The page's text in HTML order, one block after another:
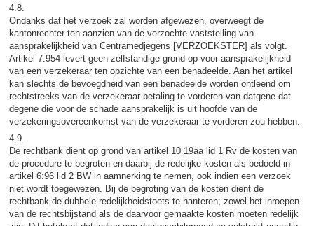
4.8.
Ondanks dat het verzoek zal worden afgewezen, overweegt de
kantonrechter ten aanzien van de verzochte vaststelling van
aansprakelijkheid van Centramedjegens [VERZOEKSTER] als volgt.
Artikel 7:954 levert geen zelfstandige grond op voor aansprakelijkheid
van een verzekeraar ten opzichte van een benadeelde. Aan het artikel
kan slechts de bevoegdheid van een benadeelde worden ontleend om
rechtstreeks van de verzekeraar betaling te vorderen van datgene dat
degene die voor de schade aansprakelijk is uit hoofde van de
verzekeringsovereenkomst van de verzekeraar te vorderen zou hebben.
4.9.
De rechtbank dient op grond van artikel 10 19aa lid 1 Rv de kosten van
de procedure te begroten en daarbij de redelijke kosten als bedoeld in
artikel 6:96 lid 2 BW in aamnerking te nemen, ook indien een verzoek
niet wordt toegewezen. Bij de begroting van de kosten dient de
rechtbank de dubbele redelijkheidstoets te hanteren; zowel het inroepen
van de rechtsbijstand als de daarvoor gemaakte kosten moeten redelijk